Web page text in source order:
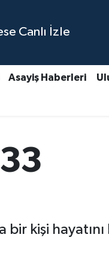
Canlı İzle
Asayiş Haberleri
bir kişi